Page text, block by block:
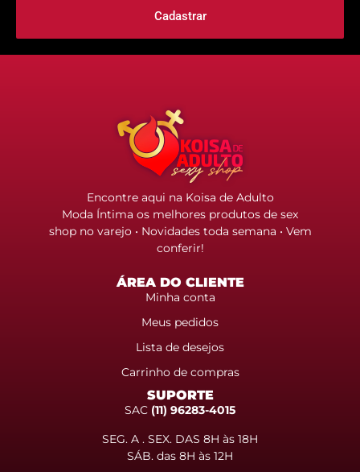
Cadastrar
Encontre aqui na Koisa de Adulto
Moda Íntima os melhores produtos de sex
shop no varejo • Novidades toda semana • Vem
conferir!
ÁREA DO CLIENTE
Minha conta
Meus pedidos
Lista de desejos
Carrinho de compras
SUPORTE
SAC (11) 96283-4015
SEG. A . SEX. DAS 8H às 18H
SÁB. das 8H às 12H